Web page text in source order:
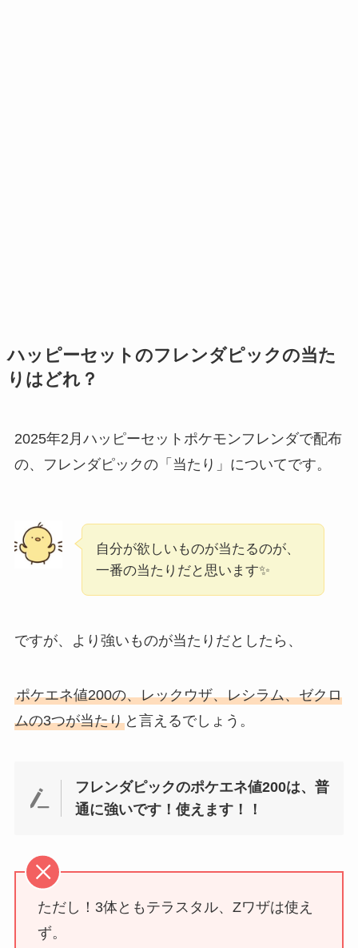
ハッピーセットのフレンダピックの当た
りはどれ？
2025年2月ハッピーセットポケモンフレンダで配布
の、フレンダピックの「当たり」についてです。
自分が欲しいものが当たるのが、
一番の当たりだと思います✨
ですが、より強いものが当たりだとしたら、
ポケエネ値200の、レックウザ、レシラム、ゼクロ
ムの3つが当たりと言えるでしょう。
フレンダピックのポケエネ値200は、普
通に強いです！使えます！！
ただし！3体ともテラスタル、Zワザは使え
ず。